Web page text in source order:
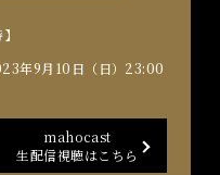
年9月10日（日）23:00
mahocast
生配信視聴はこちら